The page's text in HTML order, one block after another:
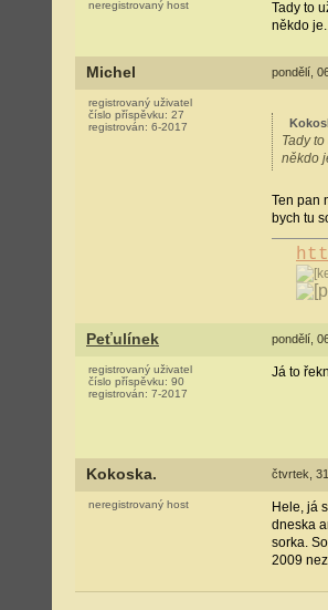
neregistrovaný host
Tady to
někdo
Michel pondělí,
registrovaný uživatel
číslo příspěvku: 27
registrován: 6-2017
Tady
někdo
Ten pan
bych tu
Peťulínek pondělí,
registrovaný uživatel
číslo příspěvku: 90
registrován: 7-2017
Já to
Kokoska. čtvrtek,
neregistrovaný host
Hele, já
dneska
sorka.
2009